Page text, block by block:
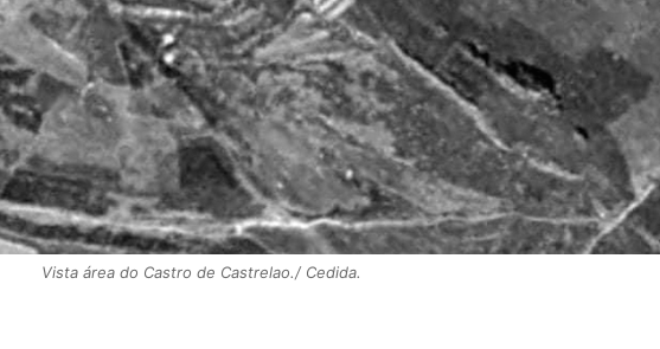
Vista área do Castro de Castrelao./ Cedida.